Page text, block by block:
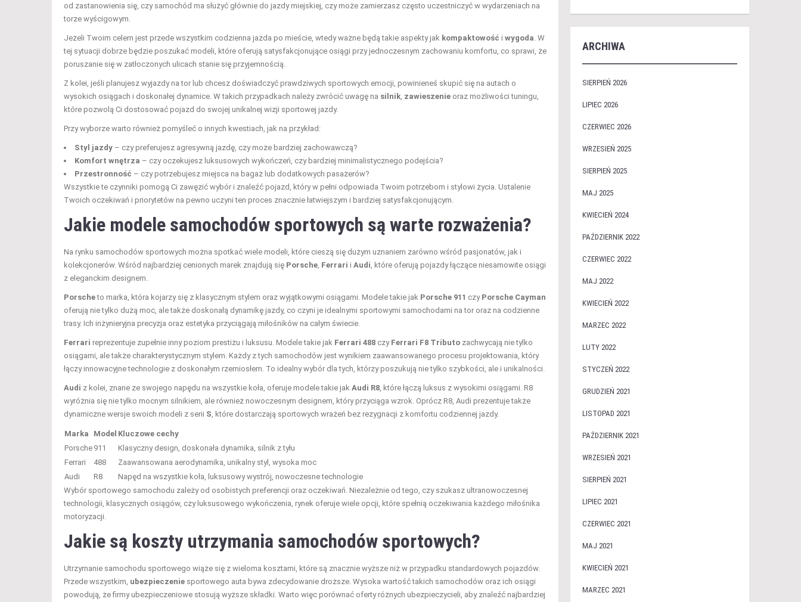
od zastanowienia się, czy samochód ma służyć głównie do jazdy miejskiej, czy może zamierzasz często uczestniczyć w wydarzeniach na
torze wyścigowym.
Jeżeli Twoim celem jest przede wszystkim codzienna jazda po mieście, wtedy ważne będą takie aspekty jak kompaktowość i wygoda . W
tej sytuacji dobrze będzie poszukać modeli, które oferują satysfakcjonujące osiągi przy jednoczesnym zachowaniu komfortu, co sprawi, że
poruszanie się w zatłoczonych ulicach stanie się przyjemnością.
Z kolei, jeśli planujesz wyjazdy na tor lub chcesz doświadczyć prawdziwych sportowych emocji, powinieneś skupić się na autach o
wysokich osiągach i doskonałej dynamice. W takich przypadkach należy zwrócić uwagę na silnik zawieszenie oraz możliwości tuningu,
które pozwolą Ci dostosować pojazd do swojej unikalnej wizji sportowej jazdy.
Przy wyborze warto również pomyśleć o innych kwestiach, jak na przykład:
Styl jazdy – czy preferujesz agresywną jazdę, czy może bardziej zachowawczą?
Komfort wnętrza – czy oczekujesz luksusowych wykończeń, czy bardziej minimalistycznego podejścia?
Przestronność – czy potrzebujesz miejsca na bagaż lub dodatkowych pasażerów?
Wszystkie te czynniki pomogą Ci zawęzić wybór i znaleźć pojazd, który w pełni odpowiada Twoim potrzebom i stylowi życia. Ustalenie
Twoich oczekiwań i priorytetów na pewno uczyni ten proces znacznie łatwiejszym i bardziej satysfakcjonującym.
Jakie modele samochodów sportowych są warte rozważenia?
Na rynku samochodów sportowych można spotkać wiele modeli, które cieszą się dużym uznaniem zarówno wśród pasjonatów, jak i
kolekcjonerów. Wśród najbardziej cenionych marek znajdują się Porsche Ferrari i Audi , które oferują pojazdy łączące niesamowite osiągi
z eleganckim designem.
Porscheto marka, która kojarzy się z klasycznym stylem oraz wyjątkowymi osiągami. Modele takie jak Porsche 911 czy Porsche Cayman
oferują nie tylko dużą moc, ale także doskonałą dynamikę jazdy, co czyni je idealnymi sportowymi samochodami na tor oraz na codzienne
trasy. Ich inżynieryjna precyzja oraz estetyka przyciągają miłośników na całym świecie.
Ferrari reprezentuje zupełnie inny poziom prestiżu i luksusu. Modele takie jak Ferrari 488 czy Ferrari F8 Tributo zachwycają nie tylko
osiągami, ale także charakterystycznym stylem. Każdy z tych samochodów jest wynikiem zaawansowanego procesu projektowania, który
łączy innowacyjne technologie z doskonałym rzemiosłem. To idealny wybór dla tych, którzy poszukują nie tylko szybkości, ale i unikalności.
Audi z kolei, znane ze swojego napędu na wszystkie koła, oferuje modele takie jak Audi R8 , które łączą luksus z wysokimi osiągami. R8
wyróżnia się nie tylko mocnym silnikiem, ale również nowoczesnym designem, który przyciąga wzrok. Oprócz R8, Audi prezentuje także
dynamiczne wersje swoich modeli z serii S , które dostarczają sportowych wrażeń bez rezygnacji z komfortu codziennej jazdy.
Marka Model Kluczowe cechy
Porsche 911
Klasyczny design, doskonała dynamika, silnik z tyłu
Ferrari
488
Zaawansowana aerodynamika, unikalny styl, wysoka moc
Audi
R8
Napęd na wszystkie koła, luksusowy wystrój, nowoczesne technologie
Wybór sportowego samochodu zależy od osobistych preferencji oraz oczekiwań. Niezależnie od tego, czy szukasz ultranowoczesnej
technologii, klasycznych osiągów, czy luksusowego wykończenia, rynek oferuje wiele opcji, które spełnią oczekiwania każdego miłośnika
motoryzacji.
Jakie są koszty utrzymania samochodów sportowych?
Utrzymanie samochodu sportowego wiąże się z wieloma kosztami, które są znacznie wyższe niż w przypadku standardowych pojazdów.
Przede wszystkim, ubezpieczenie sportowego auta bywa zdecydowanie droższe. Wysoka wartość takich samochodów oraz ich osiągi
powodują, że firmy ubezpieczeniowe stosują wyższe składki. Warto więc porównać oferty różnych ubezpieczycieli, aby znaleźć najbardziej
ARCHIWA
SIERPIEŃ 2026
LIPIEC 2026
CZERWIEC 2026
WRZESIEŃ 2025
SIERPIEŃ 2025
MAJ 2025
KWIECIEŃ 2024
PAŹDZIERNIK 2022
CZERWIEC 2022
MAJ 2022
KWIECIEŃ 2022
MARZEC 2022
LUTY 2022
STYCZEŃ 2022
GRUDZIEŃ 2021
LISTOPAD 2021
PAŹDZIERNIK 2021
WRZESIEŃ 2021
SIERPIEŃ 2021
LIPIEC 2021
CZERWIEC 2021
MAJ 2021
KWIECIEŃ 2021
MARZEC 2021